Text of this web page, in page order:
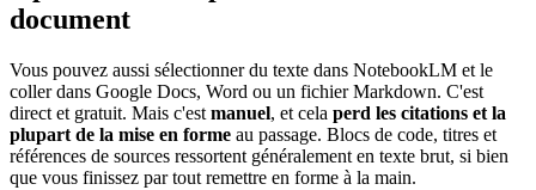
document
Vous pouvez aussi sélectionner du texte dans NotebookLM et le
coller dans Google Docs, Word ou un fichier Markdown. C'est
direct et gratuit. Mais c'est manuel, et cela perd les citations et la
plupart de la mise en forme au passage. Blocs de code, titres et
références de sources ressortent généralement en texte brut, si bien
que vous finissez par tout remettre en forme à la main.